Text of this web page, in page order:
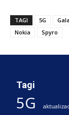
TAGI 5G
Nokia
Spyro
Tagi
5G